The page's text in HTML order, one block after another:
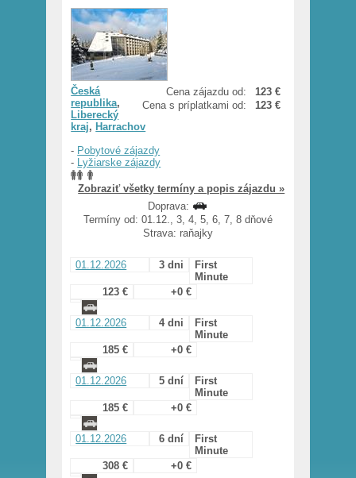
Cena zájazdu od:
123 €
Cena s príplatkami od:
123 €
Česká
republika,
Liberecký
kraj, Harrachov
- Pobytové zájazdy
- Lyžiarske zájazdy
Zobraziť všetky termíny a popis zájazdu »
Doprava:
Termíny od: 01.12., 3, 4, 5, 6, 7, 8 dňové
Strava: raňajky
01.12.2026 3 dni
First
Minute
123 €
+0 €
01.12.2026 4 dni
First
Minute
185 €
+0 €
01.12.2026 5 dní
First
Minute
185 €
+0 €
01.12.2026 6 dní
First
Minute
308 €
+0 €